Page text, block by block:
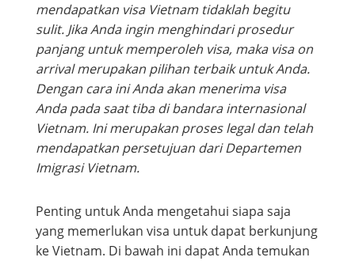
mendapatkan visa Vietnam tidaklah begitu
sulit. Jika Anda ingin menghindari prosedur
panjang untuk memperoleh visa, maka visa on
arrival merupakan pilihan terbaik untuk Anda.
Dengan cara ini Anda akan menerima visa
Anda pada saat tiba di bandara internasional
Vietnam. Ini merupakan proses legal dan telah
mendapatkan persetujuan dari Departemen
Imigrasi Vietnam.
Penting untuk Anda mengetahui siapa saja
yang memerlukan visa untuk dapat berkunjung
ke Vietnam. Di bawah ini dapat Anda temukan